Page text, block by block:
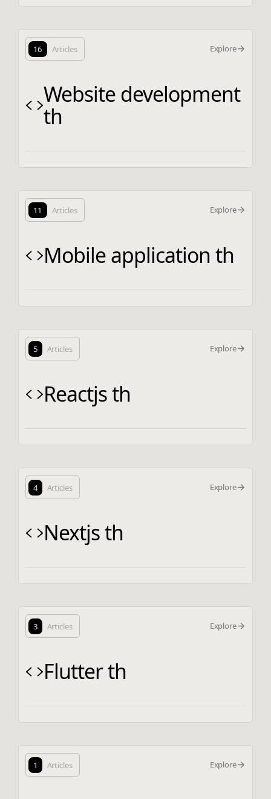
16 Articles Explore
Website development
th
11 Articles Explore
Mobile application th
5 Articles Explore
Reactjs th
4 Articles Explore
Nextjs th
3 Articles Explore
Flutter th
1 Articles Explore